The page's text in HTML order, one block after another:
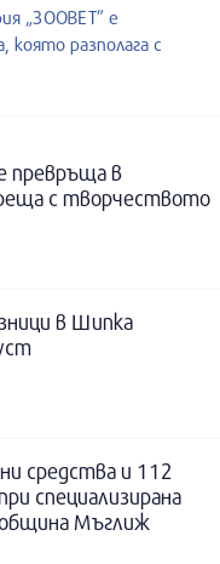
„ЗООВЕТ” е
която разполага с
превръща в
с творчеството
в Шипка
средства и 112
специализирана
община Мъглиж